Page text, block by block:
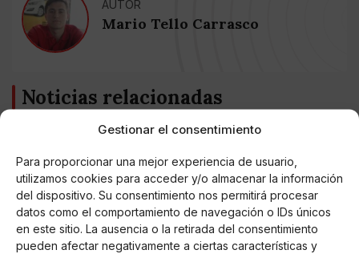
Gestionar el consentimiento
Para proporcionar una mejor experiencia de usuario,
utilizamos cookies para acceder y/o almacenar la información
del dispositivo. Su consentimiento nos permitirá procesar
datos como el comportamiento de navegación o IDs únicos
en este sitio. La ausencia o la retirada del consentimiento
pueden afectar negativamente a ciertas características y
AUTOR
Mario Tello Carrasco
Noticias relacionadas
Online Casino
Online Casino
Mejores Casinos Online con Bitcoin y
Criptomonedas en Argentina 2025